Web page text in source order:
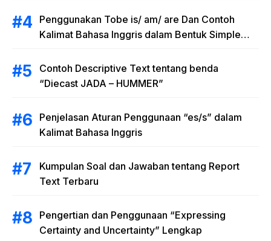
Penggunakan Tobe is/ am/ are Dan Contoh
Kalimat Bahasa Inggris dalam Bentuk Simple
Contoh Descriptive Text tentang benda
“Diecast JADA – HUMMER”
Penjelasan Aturan Penggunaan “es/s” dalam
Kalimat Bahasa Inggris
Kumpulan Soal dan Jawaban tentang Report
Text Terbaru
Pengertian dan Penggunaan “Expressing
Certainty and Uncertainty” Lengkap